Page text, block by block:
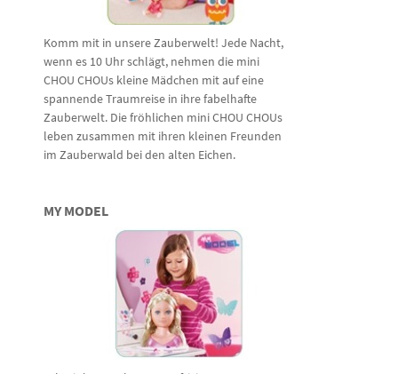
Komm mit in unsere Zauberwelt! Jede Nacht,
wenn es 10 Uhr schlägt, nehmen die mini
CHOU CHOUs kleine Mädchen mit auf eine
spannende Traumreise in ihre fabelhafte
Zauberwelt. Die fröhlichen mini CHOU CHOUs
leben zusammen mit ihren kleinen Freunden
im Zauberwald bei den alten Eichen.
MY MODEL